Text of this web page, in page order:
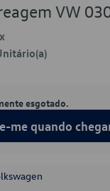
VW
esgotado.
me quando